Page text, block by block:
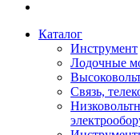
Каталог
Инструмент
Лодочные
Связь,